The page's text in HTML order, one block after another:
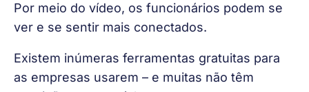
Por meio do vídeo, os funcionários podem se
ver e se sentir mais conectados.
Existem inúmeras ferramentas gratuitas para
as empresas usarem – e muitas não têm